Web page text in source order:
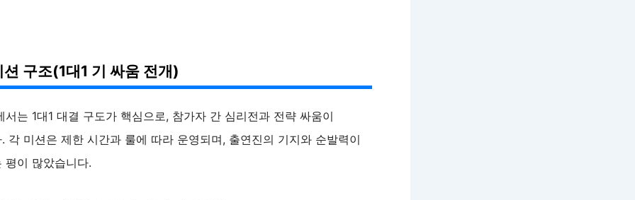
구조(1대1 기 싸움 전개)
서는 1대1 대결 구도가 핵심으로, 참가자 간 심리전과 전략 싸움이
각 미션은 제한 시간과 룰에 따라 운영되며, 출연진의 기지와 순발력이
평이 많았습니다.